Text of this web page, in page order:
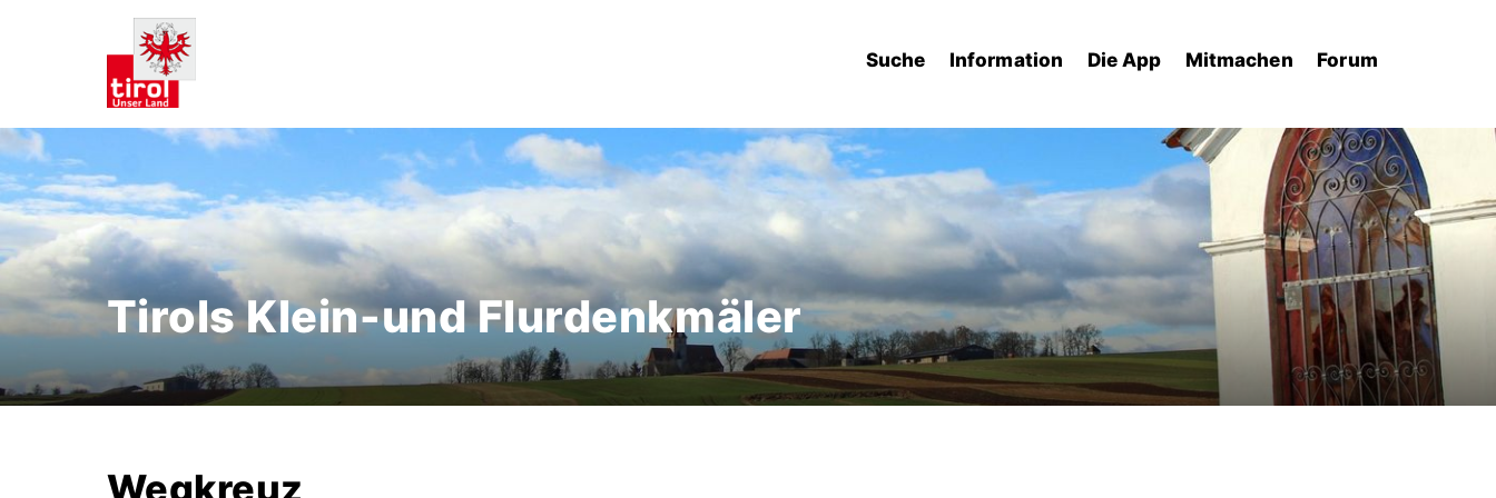
Suche Information Die App Mitmachen Forum
Tirols Klein-und Flurdenkmäler
Wegkreuz